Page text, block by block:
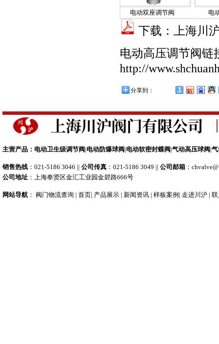
电动双座调节阀 电动隔
下载：上海川
电动高压调节阀链
http://
分享到：
主营产品： 电动卫生级调节阀 |电动防爆球阀 |电动软密封蝶阀 |气动高压球阀 |
销售热线 ：021-5186 3046 || 公司传真 ：021-5186 3049 || 公司邮箱 ：
公司地址 ：上海奉贤区金汇工业园金碧路666号
网站导航 ： 阀门物流查询 | 首页| 产品展示 | 新闻资讯 | 样板案例 | 走进川沪 |